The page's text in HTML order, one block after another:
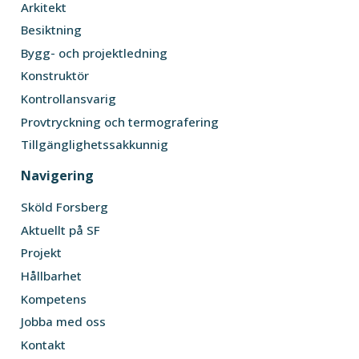
Arkitekt
Besiktning
Bygg- och projektledning
Konstruktör
Kontrollansvarig
Provtryckning och termografering
Tillgänglighetssakkunnig
Navigering
Sköld Forsberg
Aktuellt på SF
Projekt
Hållbarhet
Kompetens
Jobba med oss
Kontakt